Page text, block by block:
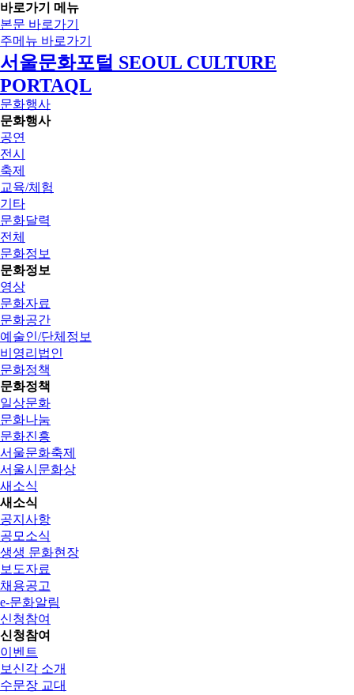
바로가기 메뉴
본문 바로가기
주메뉴 바로가기
서울문화포털 SEOUL CULTURE
PORTAQL
문화행사
문화행사
공연
전시
축제
교육/체험
기타
문화달력
전체
문화정보
문화정보
영상
문화자료
문화공간
예술인/단체정보
비영리법인
문화정책
문화정책
일상문화
문화나눔
문화진흥
서울문화축제
서울시문화상
새소식
새소식
공지사항
공모소식
생생 문화현장
보도자료
채용공고
e-문화알림
신청참여
신청참여
이벤트
보신각 소개
수문장 교대